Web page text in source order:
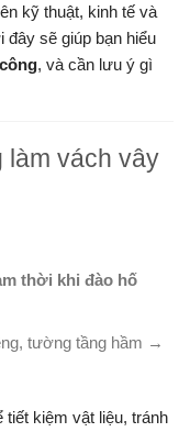
kỹ thuật, kinh tế và
sẽ giúp bạn hiểu
, và cần lưu ý gì
làm vách vây
thời khi đào hố
tường tầng hầm →
tiết kiệm vật liệu, tránh